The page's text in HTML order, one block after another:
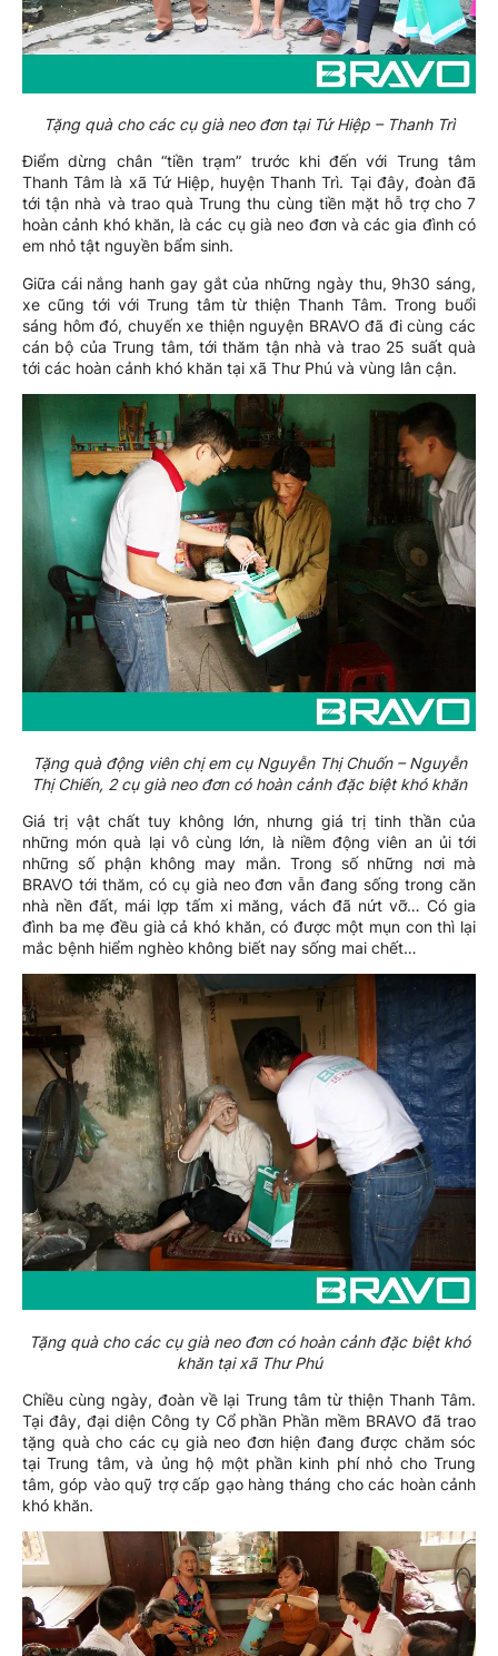
Tặng quà cho các cụ già neo đơn tại Tứ Hiệp – Thanh Trì
Điểm dừng chân “tiền trạm” trước khi đến với Trung tâm
Thanh Tâm là xã Tứ Hiệp, huyện Thanh Trì. Tại đây, đoàn đã
tới tận nhà và trao quà Trung thu cùng tiền mặt hỗ trợ cho 7
hoàn cảnh khó khăn, là các cụ già neo đơn và các gia đình có
em nhỏ tật nguyền bẩm sinh.
Giữa cái nắng hanh gay gắt của những ngày thu, 9h30 sáng,
xe cũng tới với Trung tâm từ thiện Thanh Tâm. Trong buổi
sáng hôm đó, chuyến xe thiện nguyện BRAVO đã đi cùng các
cán bộ của Trung tâm, tới thăm tận nhà và trao 25 suất quà
tới các hoàn cảnh khó khăn tại xã Thư Phú và vùng lân cận.
Tặng quà động viên chị em cụ Nguyễn Thị Chuốn – Nguyễn
Thị Chiến, 2 cụ già neo đơn có hoàn cảnh đặc biệt khó khăn
Giá trị vật chất tuy không lớn, nhưng giá trị tinh thần của
những món quà lại vô cùng lớn, là niềm động viên an ủi tới
những số phận không may mắn. Trong số những nơi mà
BRAVO tới thăm, có cụ già neo đơn vẫn đang sống trong căn
nhà nền đất, mái lợp tấm xi măng, vách đã nứt vỡ… Có gia
đình ba mẹ đều già cả khó khăn, có được một mụn con thì lại
mắc bệnh hiểm nghèo không biết nay sống mai chết…
Tặng quà cho các cụ già neo đơn có hoàn cảnh đặc biệt khó
khăn tại xã Thư Phú
Chiều cùng ngày, đoàn về lại Trung tâm từ thiện Thanh Tâm.
Tại đây, đại diện Công ty Cổ phần Phần mềm BRAVO đã trao
tặng quà cho các cụ già neo đơn hiện đang được chăm sóc
tại Trung tâm, và ủng hộ một phần kinh phí nhỏ cho Trung
tâm, góp vào quỹ trợ cấp gạo hàng tháng cho các hoàn cảnh
khó khăn.